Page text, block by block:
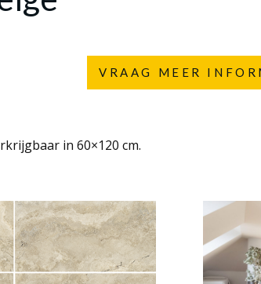
VRAAG MEER
in 60×120 cm.